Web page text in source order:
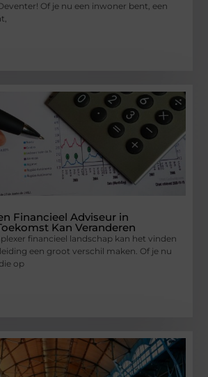
Of je nu een inwoner bent, een
Financieel Adviseur in
Kan Veranderen
financieel landschap kan het vinden
een groot verschil maken. Of je nu
op